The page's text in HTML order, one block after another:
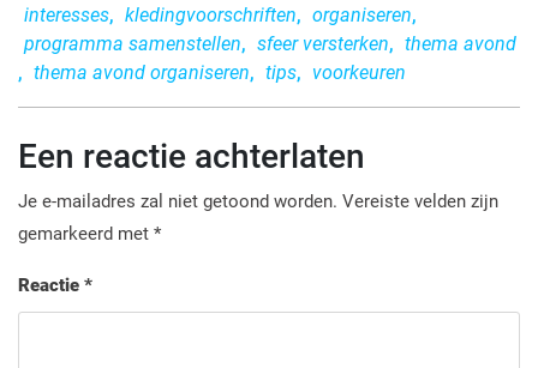
interesses, kledingvoorschriften, organiseren,
programma samenstellen, sfeer versterken, thema avond
, thema avond organiseren, tips, voorkeuren
Een reactie achterlaten
Je e-mailadres zal niet getoond worden. Vereiste velden zijn
gemarkeerd met *
Reactie *